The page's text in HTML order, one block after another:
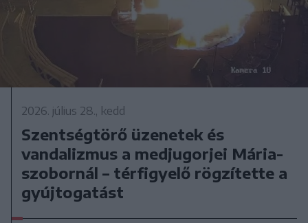
2026. július 28., kedd
Szentségtörő üzenetek és
vandalizmus a medjugorjei Mária-
szobornál – térfigyelő rögzítette a
gyújtogatást